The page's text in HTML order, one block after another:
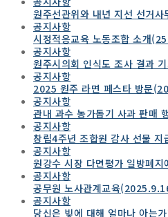
원주선관위와 내년 지선 선거
공지사항
시정적응교육 노동조합 소개
공지사항
원주시의회 인식도 조사 결과
공지사항
2025 원주 라면 페스타 방문
공지사항
관내 과수 농가돕기 사과 판매
공지사항
창립4주년 조합원 감사 선물
공지사항
원강수 시장 다면평가 일방폐
공지사항
공무원 노사관계교육
공지사항
당신은 빚에 대해 얼마나 아는